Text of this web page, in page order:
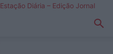
Estação Diária – Edição Jornal